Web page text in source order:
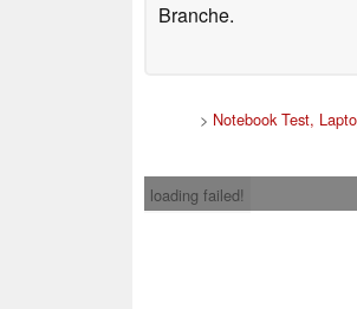
Branche.
> Notebook Test,
loading failed!